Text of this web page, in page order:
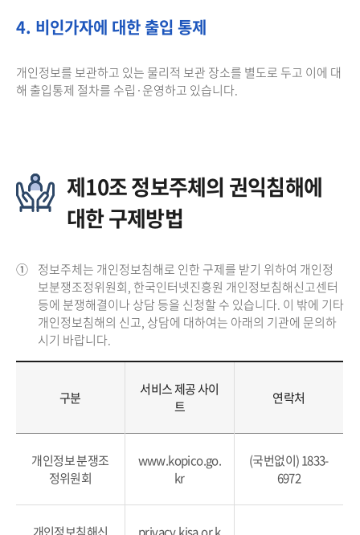
4. 비인가자에 대한 출입 통제
개인정보를 보관하고 있는 물리적 보관 장소를 별도로 두고 이에 대
해 출입통제 절차를 수립·운영하고 있습니다.
제10조 정보주체의 권익침해에
대한 구제방법
① 정보주체는 개인정보침해로 인한 구제를 받기 위하여 개인정
보분쟁조정위원회, 한국인터넷진흥원 개인정보침해신고센터
등에 분쟁해결이나 상담 등을 신청할 수 있습니다. 이 밖에 기타
개인정보침해의 신고, 상담에 대하여는 아래의 기관에 문의하
시기 바랍니다.
구분
서비스 제공 사이
트
연락처
개인정보 분쟁조
정위원회
www.kopico.go.
kr
(국번없이) 1833-
6972
개인정보침해신 privacy.kisa.or.k